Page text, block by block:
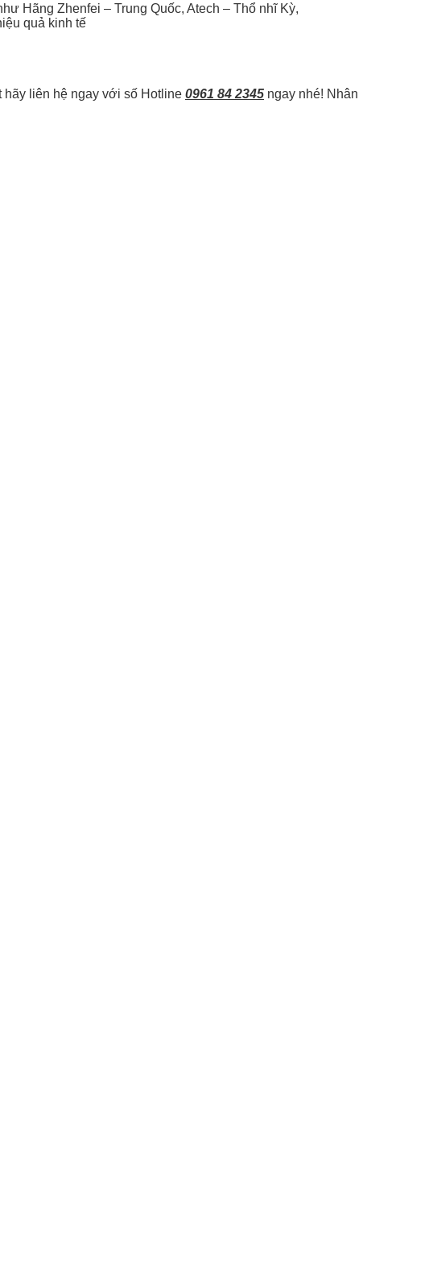
Hãng Zhenfei – Trung Quốc, Atech – Thổ nhĩ Kỳ,
quả kinh tế
hãy liên hệ ngay với số Hotline 0961 84 2345 ngay nhé! Nhân